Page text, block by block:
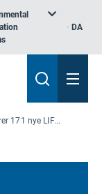
DA
Kommissionen finansierer 171 nye LIFE-projekter inden for miljø og klima i hele Europa med over 396 mio. EUR